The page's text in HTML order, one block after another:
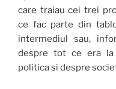
care traiau cei trei
ce fac parte din
intermediul sau,
despre tot ce era la
politica si despre